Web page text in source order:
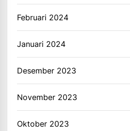
Februari 2024
Januari 2024
Desember 2023
November 2023
Oktober 2023